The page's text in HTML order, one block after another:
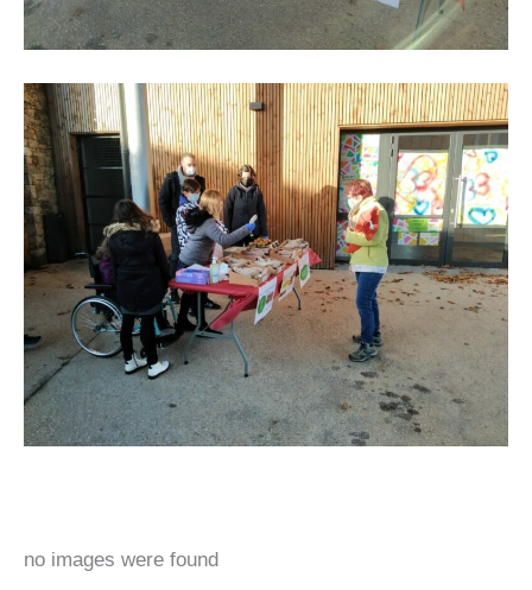
no images were found